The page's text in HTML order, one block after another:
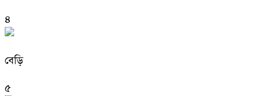
৪
বেড়ি
৫